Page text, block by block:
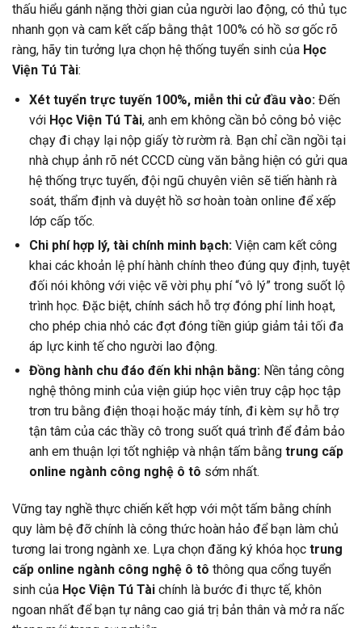
thấu hiểu gánh nặng thời gian của người lao động, có thủ tục
nhanh gọn và cam kết cấp bằng thật 100% có hồ sơ gốc rõ
ràng, hãy tin tưởng lựa chọn hệ thống tuyển sinh của Học
Viện Tú Tài:
Xét tuyển trực tuyến 100%, miễn thi cử đầu vào:Đến
với Học Viện Tú Tài, anh em không cần bỏ công bỏ việc
chạy đi chạy lại nộp giấy tờ rườm rà. Bạn chỉ cần ngồi tại
nhà chụp ảnh rõ nét CCCD cùng văn bằng hiện có gửi qua
hệ thống trực tuyến, đội ngũ chuyên viên sẽ tiến hành rà
soát, thẩm định và duyệt hồ sơ hoàn toàn online để xếp
lớp cấp tốc.
Chi phí hợp lý, tài chính minh bạch:Viện cam kết công
khai các khoản lệ phí hành chính theo đúng quy định, tuyệt
đối nói không với việc vẽ vời phụ phí “vô lý” trong suốt lộ
trình học. Đặc biệt, chính sách hỗ trợ đóng phí linh hoạt,
cho phép chia nhỏ các đợt đóng tiền giúp giảm tải tối đa
áp lực kinh tế cho người lao động.
Đồng hành chu đáo đến khi nhận bằng:Nền tảng công
nghệ thông minh của viện giúp học viên truy cập học tập
trơn tru bằng điện thoại hoặc máy tính, đi kèm sự hỗ trợ
tận tâm của các thầy cô trong suốt quá trình để đảm bảo
anh em thuận lợi tốt nghiệp và nhận tấm bằng trung cấp
online ngành công nghệ ô tô sớm nhất.
Vững tay nghề thực chiến kết hợp với một tấm bằng chính
quy làm bệ đỡ chính là công thức hoàn hảo để bạn làm chủ
tương lai trong ngành xe. Lựa chọn đăng ký khóa học trung
cấp online ngành công nghệ ô tô thông qua cổng tuyển
sinh của Học Viện Tú Tài chính là bước đi thực tế, khôn
ngoan nhất để bạn tự nâng cao giá trị bản thân và mở ra nấc